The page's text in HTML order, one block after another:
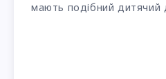
мають подібний дитячий